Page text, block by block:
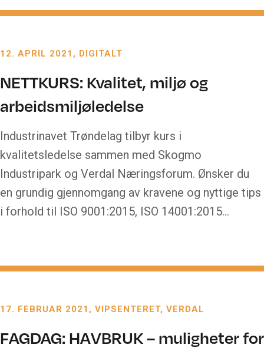
12. APRIL 2021 DIGITALT
NETTKURS: Kvalitet, miljø og
arbeidsmiljøledelse
Industrinavet Trøndelag tilbyr kurs i
kvalitetsledelse sammen med Skogmo
Industripark og Verdal Næringsforum. Ønsker du
en grundig gjennomgang av kravene og nyttige tips
i forhold til ISO 9001:2015, ISO 14001:2015…
17. FEBRUAR 2021 VIPSENTERET, VERDAL
FAGDAG: HAVBRUK – muligheter for